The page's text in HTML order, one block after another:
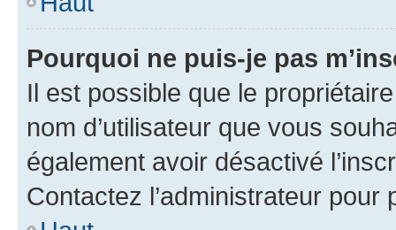
Pourquoi ne puis-je pas
Il est possible que le
nom d’utilisateur que vous
également avoir désactivé
Contactez l’administrateur